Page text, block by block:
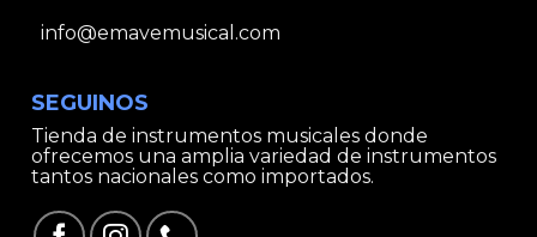
info@emavemusical.com
SEGUINOS
Tienda de instrumentos musicales donde
ofrecemos una amplia variedad de instrumentos
tantos nacionales como importados.